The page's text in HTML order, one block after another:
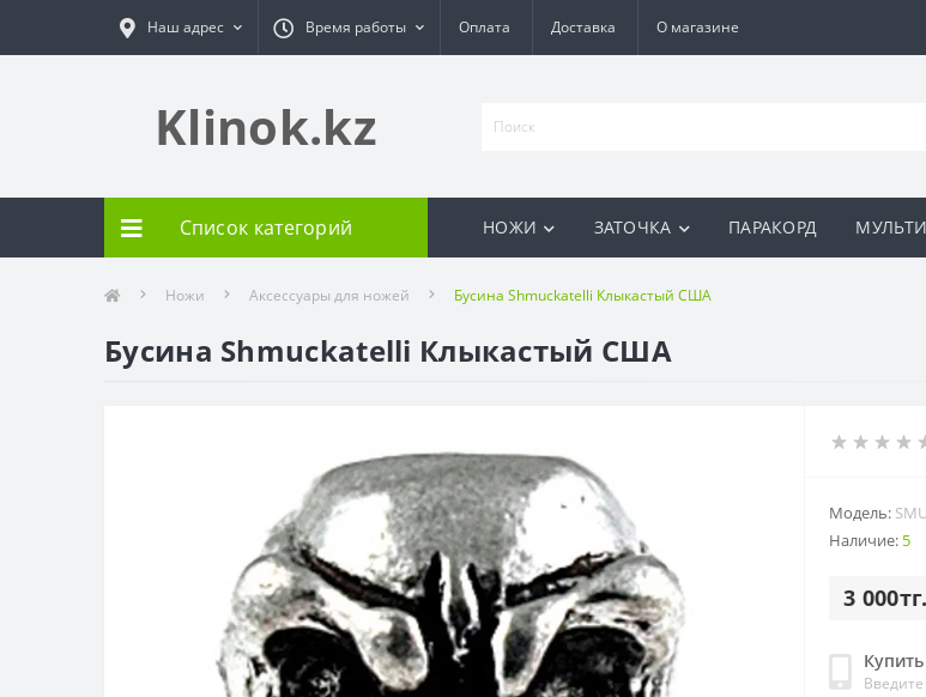
Наш адрес Время работы Оплата Доставка О магазине
Klinok.kz
Список категорий НОЖИ ЗАТОЧКА ПАРАКОРД
Ножи Аксессуары для ножей Бусина Shmuckatelli Клыкастый США
Бусина Shmuckatelli Клыкастый США
Модель:
Наличие: 5
3 000тг.